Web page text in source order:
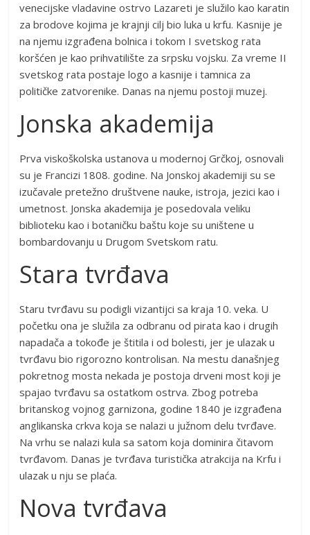
venecijske vladavine ostrvo Lazareti je služilo kao karatin
za brodove kojima je krajnji cilj bio luka u krfu. Kasnije je
na njemu izgrađena bolnica i tokom I svetskog rata
koršćen je kao prihvatilište za srpsku vojsku. Za vreme II
svetskog rata postaje logo a kasnije i tamnica za
političke zatvorenike. Danas na njemu postoji muzej.
Jonska akademija
Prva viskoškolska ustanova u modernoj Grčkoj, osnovali
su je Francizi 1808. godine. Na Jonskoj akademiji su se
izučavale pretežno društvene nauke, istroja, jezici kao i
umetnost. Jonska akademija je posedovala veliku
biblioteku kao i botaničku baštu koje su uništene u
bombardovanju u Drugom Svetskom ratu.
Stara tvrđava
Staru tvrđavu su podigli vizantijci sa kraja 10. veka. U
početku ona je služila za odbranu od pirata kao i drugih
napadača a tokođe je štitila i od bolesti, jer je ulazak u
tvrđavu bio rigorozno kontrolisan. Na mestu današnjeg
pokretnog mosta nekada je postoja drveni most koji je
spajao tvrđavu sa ostatkom ostrva. Zbog potreba
britanskog vojnog garnizona, godine 1840 je izgrađena
anglikanska crkva koja se nalazi u južnom delu tvrđave.
Na vrhu se nalazi kula sa satom koja dominira čitavom
tvrđavom. Danas je tvrđava turistička atrakcija na Krfu i
ulazak u nju se plaća.
Nova tvrđava